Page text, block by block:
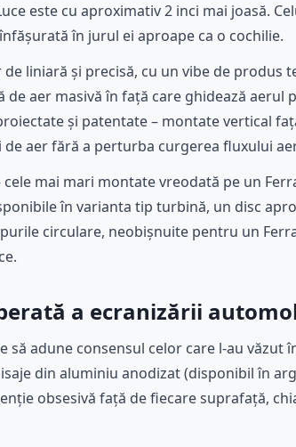
este cu aproximativ 2 inci mai joasă.
în jurul ei aproape ca o cochilie.
liniară și precisă, cu un vibe de produs
de aer masivă în față care ghidează aerul
și patentate – montate vertical
aer fără a perturba curgerea fluxului
mai mari montate vreodată pe un
în varianta tip turbină, un disc
circulare, neobișnuite pentru un
a ecranizării
adune consensul celor care l-au văzut
din aluminiu anodizat (disponibil în
obsesivă față de fiecare suprafață,